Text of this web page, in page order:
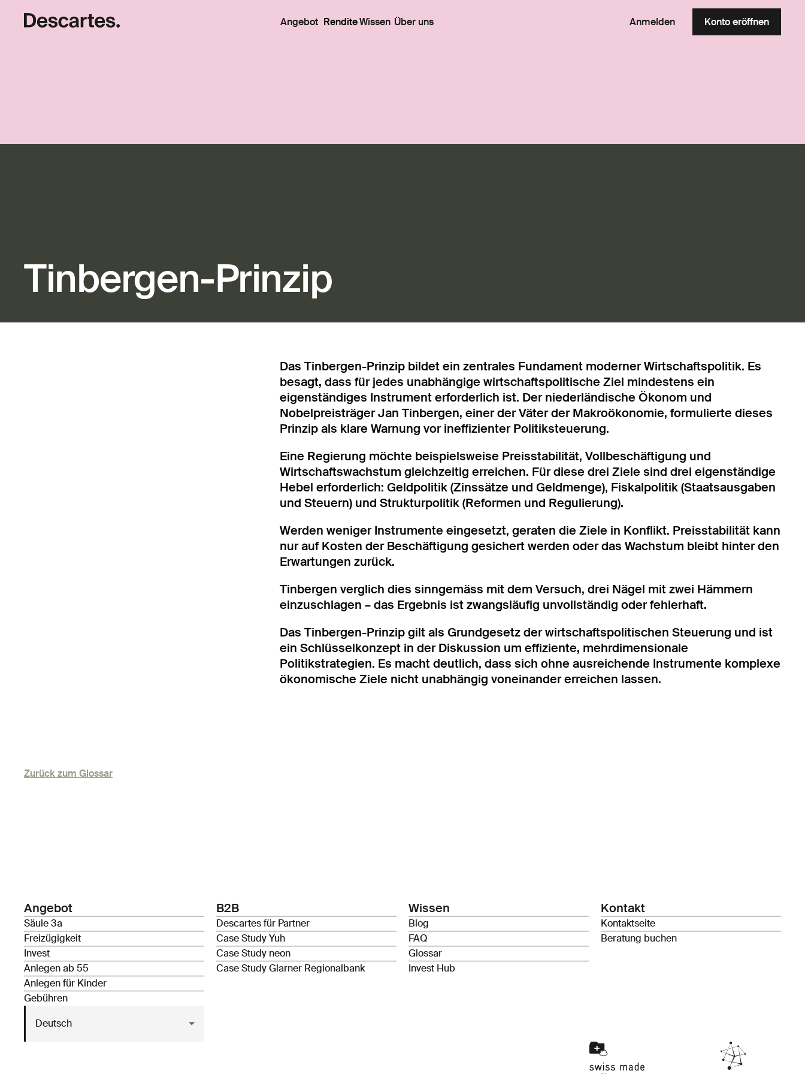
Angebot RenditeWissen Über uns Anmelden Konto eröffnen
Tinbergen-Prinzip
Das Tinbergen-Prinzip bildet ein zentrales Fundament moderner Wirtschaftspolitik. Es
besagt, dass für jedes unabhängige wirtschaftspolitische Ziel mindestens ein
eigenständiges Instrument erforderlich ist. Der niederländische Ökonom und
Nobelpreisträger Jan Tinbergen, einer der Väter der Makroökonomie, formulierte dieses
Prinzip als klare Warnung vor ineffizienter Politiksteuerung.
Eine Regierung möchte beispielsweise Preisstabilität, Vollbeschäftigung und
Wirtschaftswachstum gleichzeitig erreichen. Für diese drei Ziele sind drei eigenständige
Hebel erforderlich: Geldpolitik (Zinssätze und Geldmenge), Fiskalpolitik (Staatsausgaben
und Steuern) und Strukturpolitik (Reformen und Regulierung).
Werden weniger Instrumente eingesetzt, geraten die Ziele in Konflikt. Preisstabilität kann
nur auf Kosten der Beschäftigung gesichert werden oder das Wachstum bleibt hinter den
Erwartungen zurück.
Tinbergen verglich dies sinngemäss mit dem Versuch, drei Nägel mit zwei Hämmern
einzuschlagen – das Ergebnis ist zwangsläufig unvollständig oder fehlerhaft.
Das Tinbergen-Prinzip gilt als Grundgesetz der wirtschaftspolitischen Steuerung und ist
ein Schlüsselkonzept in der Diskussion um effiziente, mehrdimensionale
Politikstrategien. Es macht deutlich, dass sich ohne ausreichende Instrumente komplexe
ökonomische Ziele nicht unabhängig voneinander erreichen lassen.
Zurück zum Glossar
Angebot
Säule 3a
Freizügigkeit
Invest
Anlegen ab 55
Anlegen für Kinder
Gebühren
B2B
Descartes für Partner
Case Study Yuh
Case Study neon
Case Study Glarner Regionalbank
Wissen
Blog
FAQ
Glossar
Invest Hub
Kontakt
Kontaktseite
Beratung buchen
Deutsch